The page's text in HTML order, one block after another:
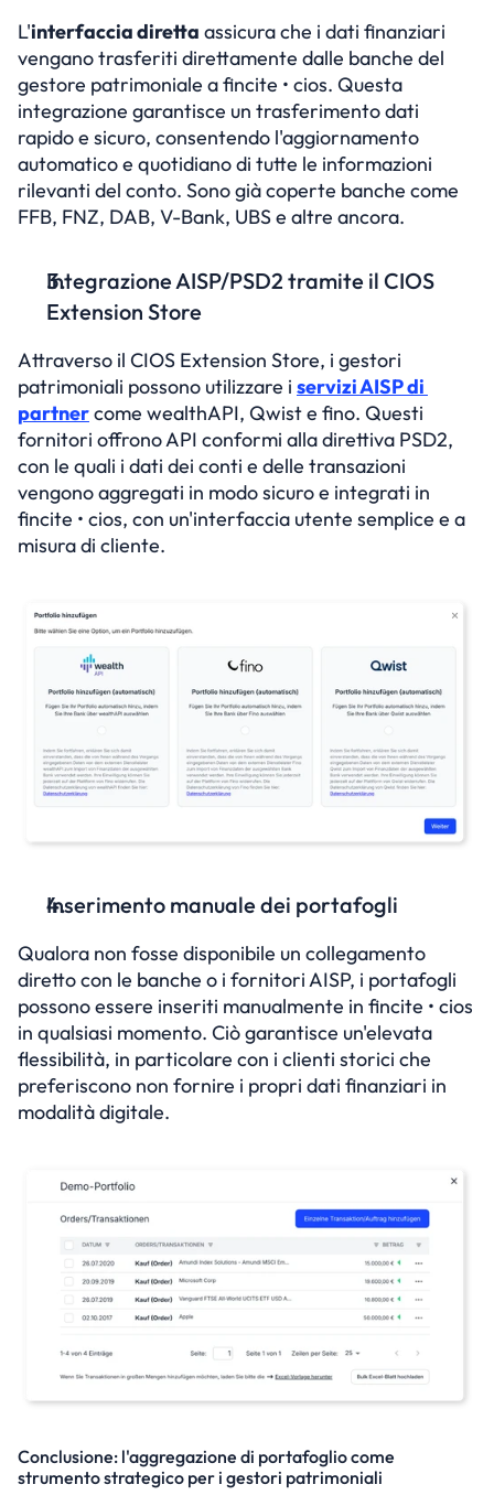
L'interfaccia diretta assicura che i dati finanziari
vengano trasferiti direttamente dalle banche del
gestore patrimoniale a fincite • cios. Questa
integrazione garantisce un trasferimento dati
rapido e sicuro, consentendo l'aggiornamento
automatico e quotidiano di tutte le informazioni
rilevanti del conto. Sono già coperte banche come
FFB, FNZ, DAB, V-Bank, UBS e altre ancora.
Integrazione AISP/PSD2 tramite il CIOS
Extension Store
Attraverso il CIOS Extension Store, i gestori
patrimoniali possono utilizzare i servizi AISP di
partner come wealthAPI, Qwist e fino. Questi
fornitori offrono API conformi alla direttiva PSD2,
con le quali i dati dei conti e delle transazioni
vengono aggregati in modo sicuro e integrati in
fincite • cios, con un'interfaccia utente semplice e a
misura di cliente.
Inserimento manuale dei portafogli
Qualora non fosse disponibile un collegamento
diretto con le banche o i fornitori AISP, i portafogli
possono essere inseriti manualmente in fincite • cios
in qualsiasi momento. Ciò garantisce un'elevata
flessibilità, in particolare con i clienti storici che
preferiscono non fornire i propri dati finanziari in
modalità digitale.
Conclusione: l'aggregazione di portafoglio come
strumento strategico per i gestori patrimoniali